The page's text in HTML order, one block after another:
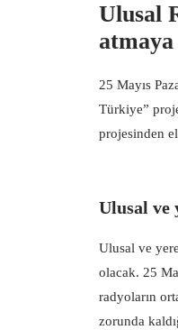
Ulusal
atmaya
25 Mayıs
Türkiye”
projesinden
Ulusal ve
Ulusal ve
olacak. 25
radyoların
zorunda